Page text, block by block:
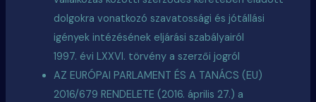
dolgokra vonatkozó szavatossági és jótállási
igények intézésének eljárási szabályairól
1997. évi LXXVI. törvény a szerzői jogról
AZ EURÓPAI PARLAMENT ÉS A TANÁCS (EU)
2016/679 RENDELETE (2016. április 27.) a